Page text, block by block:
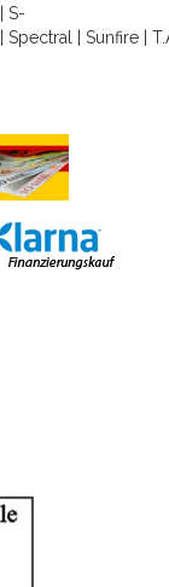
S-
Spectral Sunfire